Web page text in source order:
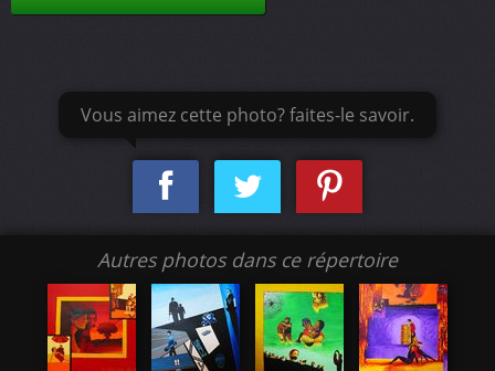
Vous aimez cette photo? faites-le savoir.
Autres photos dans ce répertoire